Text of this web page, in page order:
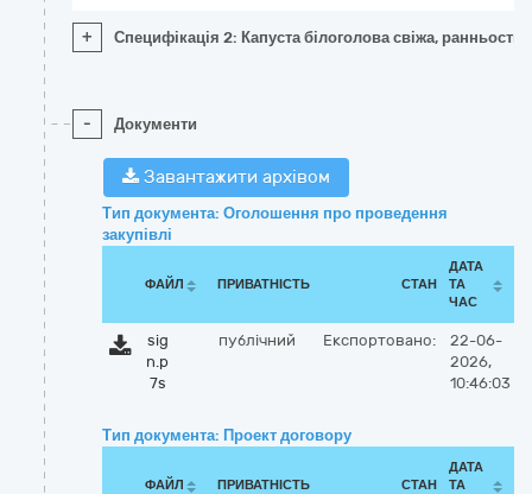
+ Специфікація 2: Капуста білоголова свіжа,
- Документи
Завантажити архівом
Тип документа: Оголошення про проведення
закупівлі
ФАЙЛ ПРИВАТНІСТЬ СТАН
ДАТА
ТА
ЧАС
sig
n.p
7s
публічний Експортовано:
22-06-
2026,
10:46:03
Тип документа: Проект договору
ФАЙЛ ПРИВАТНІСТЬ СТАН
ДАТА
ТА